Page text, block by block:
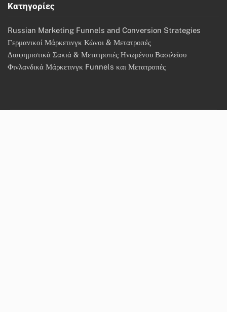
Κατηγορίες
Russian Marketing Funnels and Conversion Strategies
Γερμανικοί Μάρκετινγκ Κώνοι & Μετατροπές
Διαφημιστικά Σακιά & Μετατροπές Ηνωμένου Βασιλείου
Φινλανδικά Μάρκετινγκ Funnels και Μετατροπές